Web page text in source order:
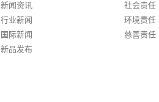
新闻资讯
行业新闻
国际新闻
新品发布
社会责任
环境责任
慈善责任